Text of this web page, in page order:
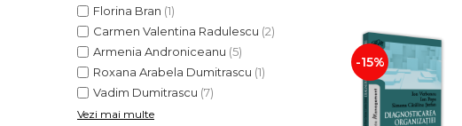
Florina Bran (1)
Carmen Valentina Radulescu (2)
Armenia Androniceanu (5)
Roxana Arabela Dumitrascu (1)
Vadim Dumitrascu (7)
Vezi mai multe
-15%